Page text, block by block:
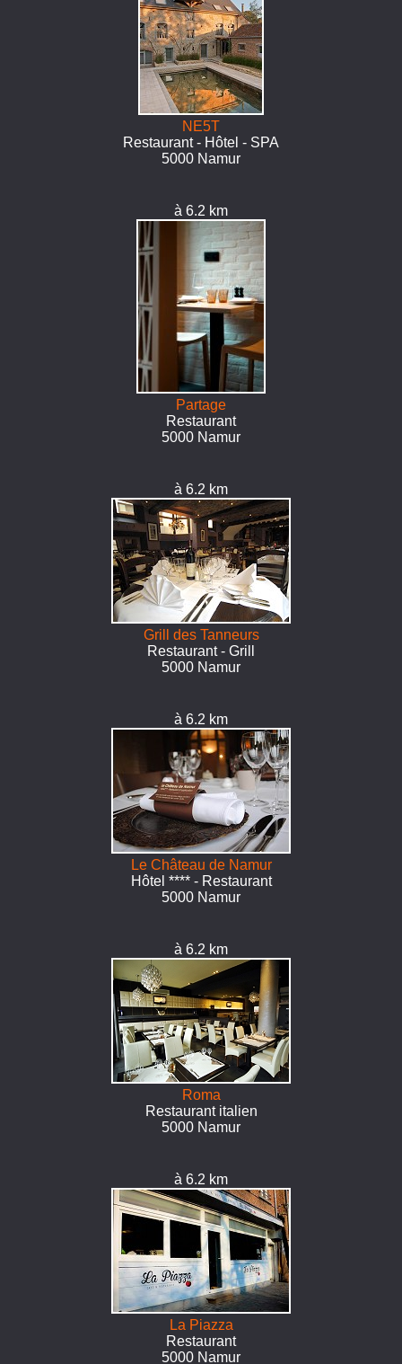
NE5T
Restaurant - Hôtel - SPA
5000 Namur
à 6.2 km
Partage
Restaurant
5000 Namur
à 6.2 km
Grill des Tanneurs
Restaurant - Grill
5000 Namur
à 6.2 km
Le Château de Namur
Hôtel **** - Restaurant
5000 Namur
à 6.2 km
Roma
Restaurant italien
5000 Namur
à 6.2 km
La Piazza
Restaurant
5000 Namur